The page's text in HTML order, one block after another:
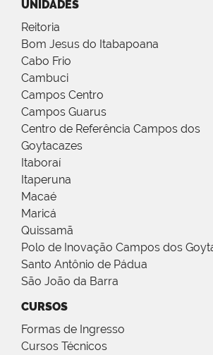
UNIDADES
Reitoria
Bom Jesus do Itabapoana
Cabo Frio
Cambuci
Campos Centro
Campos Guarus
Centro de Referência Campos dos
Goytacazes
Itaboraí
Itaperuna
Macaé
Maricá
Quissamã
Polo de Inovação Campos dos
Santo Antônio de Pádua
São João da Barra
CURSOS
Formas de Ingresso
Cursos Técnicos